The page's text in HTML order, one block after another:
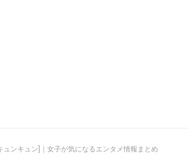
ンキュン]｜女子が気になるエンタメ情報まとめ